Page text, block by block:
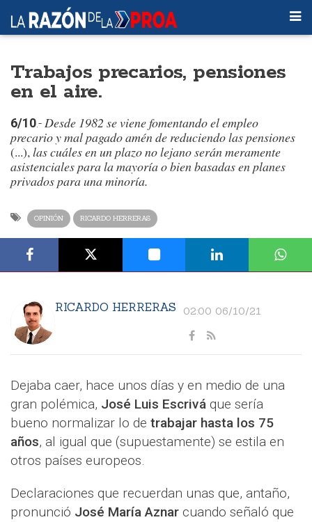
Trabajos precarios, pensiones
en el aire.
6/10.-Desde 1982 se viene fomentando el empleo
precario y mal pagado amén de reduciendo las pensiones
(...),las cuáles en un plazo no lejano serán meramente
asistenciales para la mayoría o bien basadas en planes
privados para una minoría.
OPINIÓN RICARDO HERRERAS
RICARDO HERRERAS 02:00 06/10/21
Dejaba caer, hace unos días y en medio de una
gran polémica, José Luis Escrivá que sería
bueno normalizar lo de trabajar hasta los 75
años, al igual que (supuestamente) se estila en
otros países europeos.
Declaraciones que recuerdan unas que, antaño,
pronunció José María Aznar cuando señaló que